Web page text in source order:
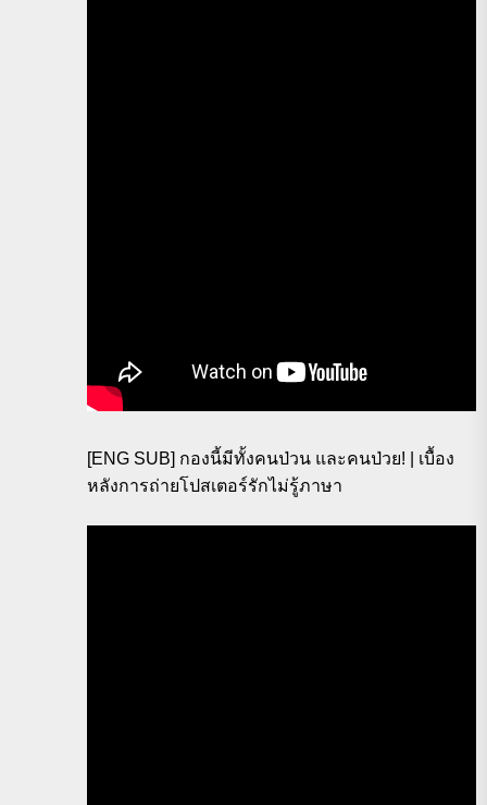
[ENG SUB] กองนี้มีทั้งคนป่วน และคนป่วย! | เบื้อง
หลังการถ่ายโปสเตอร์รักไม่รู้ภาษา